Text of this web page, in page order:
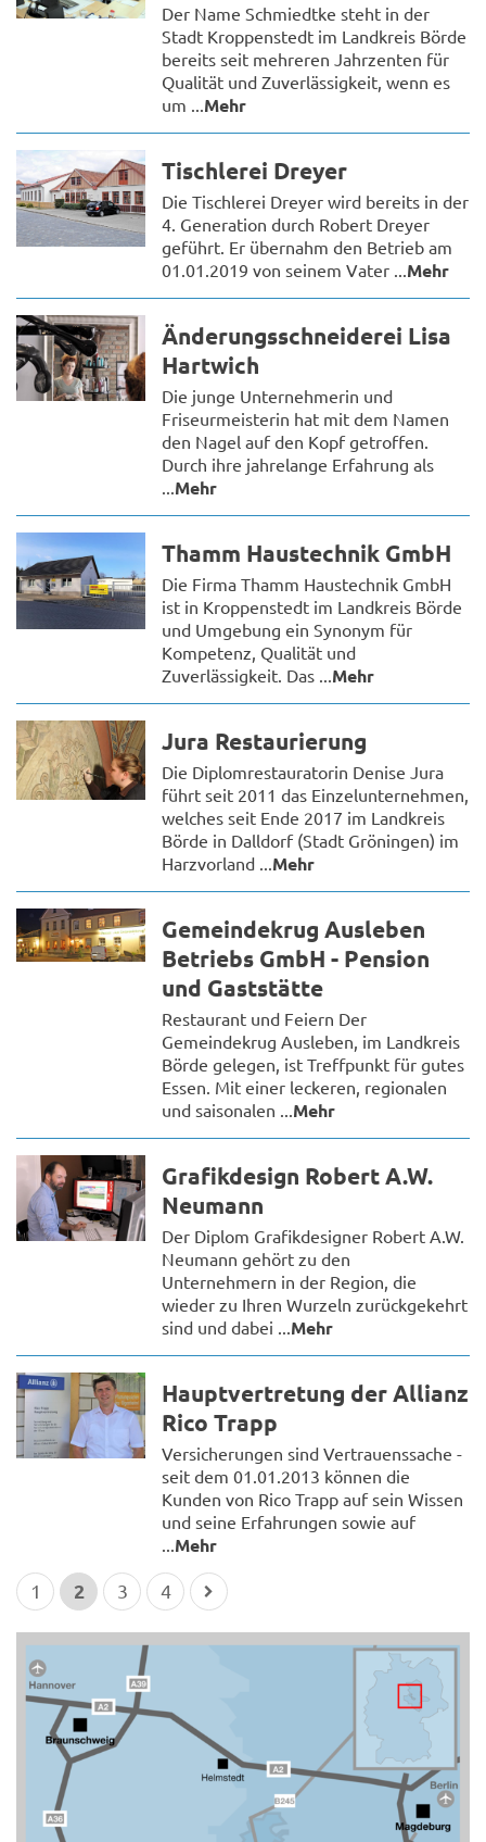
Der Name Schmiedtke steht in der
Stadt Kroppenstedt im Landkreis Börde
bereits seit mehreren Jahrzenten für
Qualität und Zuverlässigkeit, wenn es
um ... Mehr
Tischlerei Dreyer
Die Tischlerei Dreyer wird bereits in der
4. Generation durch Robert Dreyer
geführt. Er übernahm den Betrieb am
01.01.2019 von seinem Vater ... Mehr
Änderungsschneiderei Lisa
Hartwich
Die junge Unternehmerin und
Friseurmeisterin hat mit dem Namen
den Nagel auf den Kopf getroffen.
Durch ihre jahrelange Erfahrung als
Mehr
Thamm Haustechnik GmbH
Die Firma Thamm Haustechnik GmbH
ist in Kroppenstedt im Landkreis Börde
und Umgebung ein Synonym für
Kompetenz, Qualität und
Zuverlässigkeit. Das ... Mehr
Jura Restaurierung
Die Diplomrestauratorin Denise Jura
führt seit 2011 das Einzelunternehmen,
welches seit Ende 2017 im Landkreis
Börde in Dalldorf (Stadt Gröningen) im
Harzvorland ... Mehr
Gemeindekrug Ausleben
Betriebs GmbH - Pension
und Gaststätte
Restaurant und Feiern Der
Gemeindekrug Ausleben, im Landkreis
Börde gelegen, ist Treffpunkt für gutes
Essen. Mit einer leckeren, regionalen
und saisonalen ... Mehr
Grafikdesign Robert A.W.
Neumann
Der Diplom Grafikdesigner Robert A.W.
Neumann gehört zu den
Unternehmern in der Region, die
wieder zu Ihren Wurzeln zurückgekehrt
sind und dabei ... Mehr
Hauptvertretung der Allianz
Rico Trapp
Versicherungen sind Vertrauenssache -
seit dem 01.01.2013 können die
Kunden von Rico Trapp auf sein Wissen
und seine Erfahrungen sowie auf
Mehr
1
2 3 4